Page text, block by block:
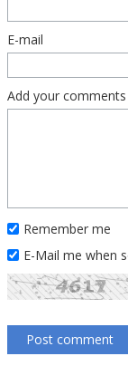
E-mail
Add your comments
Remember me
E-Mail me when